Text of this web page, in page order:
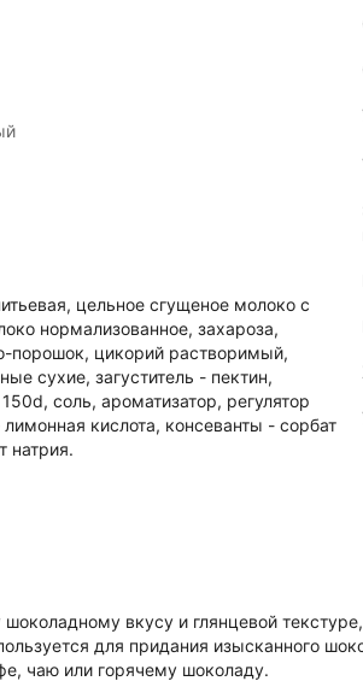
цельное сгущеное молоко с
нормализованное, захароза,
порошок, цикорий растворимый,
сухие, загуститель - пектин,
соль, ароматизатор, регулятор
лимонная кислота, консеванты - сорбат
натрия.
вкусу и глянцевой
для придания изысканного
чаю или горячему шоколаду.